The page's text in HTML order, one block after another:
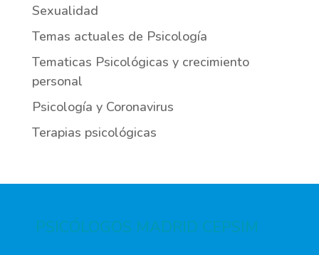
Sexualidad
Temas actuales de Psicología
Tematicas Psicológicas y crecimiento
personal
Psicología y Coronavirus
Terapias psicológicas
PSICÓLOGOS MADRID CEPSIM